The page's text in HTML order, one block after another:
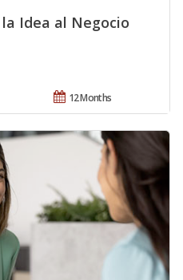
Idea al Negocio
12 Months